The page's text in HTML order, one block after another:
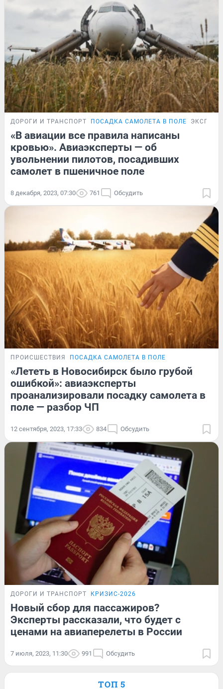
ДОРОГИ И ТРАНСПОРТ ПОСАДКА САМОЛЕТА В ПОЛЕ ЭКСПЕРТ
«В авиации все правила написаны
кровью». Авиаэксперты — об
увольнении пилотов, посадивших
самолет в пшеничное поле
8 декабря, 2023, 07:30 761 Обсудить
ПРОИСШЕСТВИЯ ПОСАДКА САМОЛЕТА В ПОЛЕ
«Лететь в Новосибирск было грубой
ошибкой»: авиаэксперты
проанализировали посадку самолета в
поле — разбор ЧП
12 сентября, 2023, 17:33 834 Обсудить
ДОРОГИ И ТРАНСПОРТ КРИЗИС-2026
Новый сбор для пассажиров?
Эксперты рассказали, что будет с
ценами на авиаперелеты в России
7 июля, 2023, 11:30 991 Обсудить
ТОП 5